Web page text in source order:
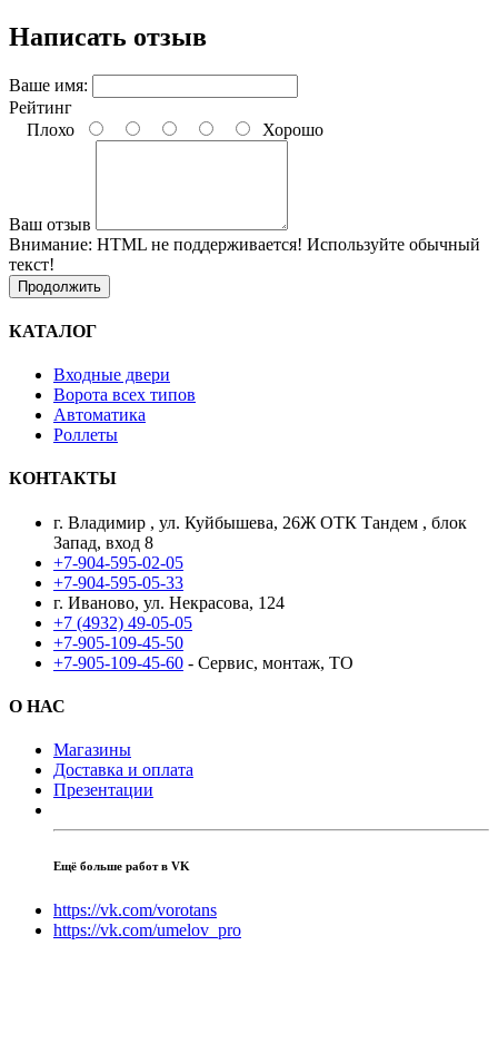
Написать отзыв
Ваше имя:
Рейтинг
Плохо
Хорошо
Ваш отзыв
Внимание: HTML не поддерживается! Используйте обычный
текст!
Продолжить
КАТАЛОГ
Входные двери
Ворота всех типов
Автоматика
Роллеты
КОНТАКТЫ
г. Владимир , ул. Куйбышева, 26Ж ОТК Тандем , блок
Запад, вход 8
+7-904-595-02-05
+7-904-595-05-33
г. Иваново, ул. Некрасова, 124
+7 (4932) 49-05-05
+7-905-109-45-50
+7-905-109-45-60 - Сервис, монтаж, ТО
О НАС
Магазины
Доставка и оплата
Презентации
Ещё больше работ в VK
https://vk.com/vorotans
https://vk.com/umelov_pro